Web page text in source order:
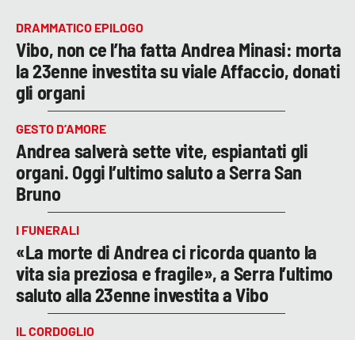
DRAMMATICO EPILOGO
Vibo, non ce l’ha fatta Andrea Minasi: morta
la 23enne investita su viale Affaccio, donati
gli organi
GESTO D’AMORE
Andrea salverà sette vite, espiantati gli
organi. Oggi l’ultimo saluto a Serra San
Bruno
I FUNERALI
«La morte di Andrea ci ricorda quanto la
vita sia preziosa e fragile», a Serra l’ultimo
saluto alla 23enne investita a Vibo
IL CORDOGLIO